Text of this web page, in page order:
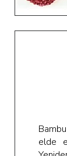
elde